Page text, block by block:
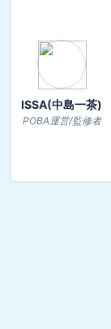
ISSA(中島一茶)
POBA運営/監修者